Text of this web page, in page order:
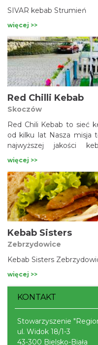
SIVAR kebab Strumień
więcej >>
Red Chilli Kebab
Skoczów
Red Chili Kebab to sieć
od kilku lat Nasza misja to dostarczanie naszym klientom
najwyższej jakości
świeżych, starannie
więcej >>
Kebab Sisters
Zebrzydowice
Kebab Sisters
więcej >>
KONTAKT
Stowarzyszenie
ul. Widok 18/1-3
43-300 Bielsko-Biała